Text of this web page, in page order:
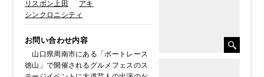
リスボン上田
アキ
シンクロニシティ
お問い合わせ内容
山口県周南市にある「ボートレース
徳山」で開催されるグルメフェスのス